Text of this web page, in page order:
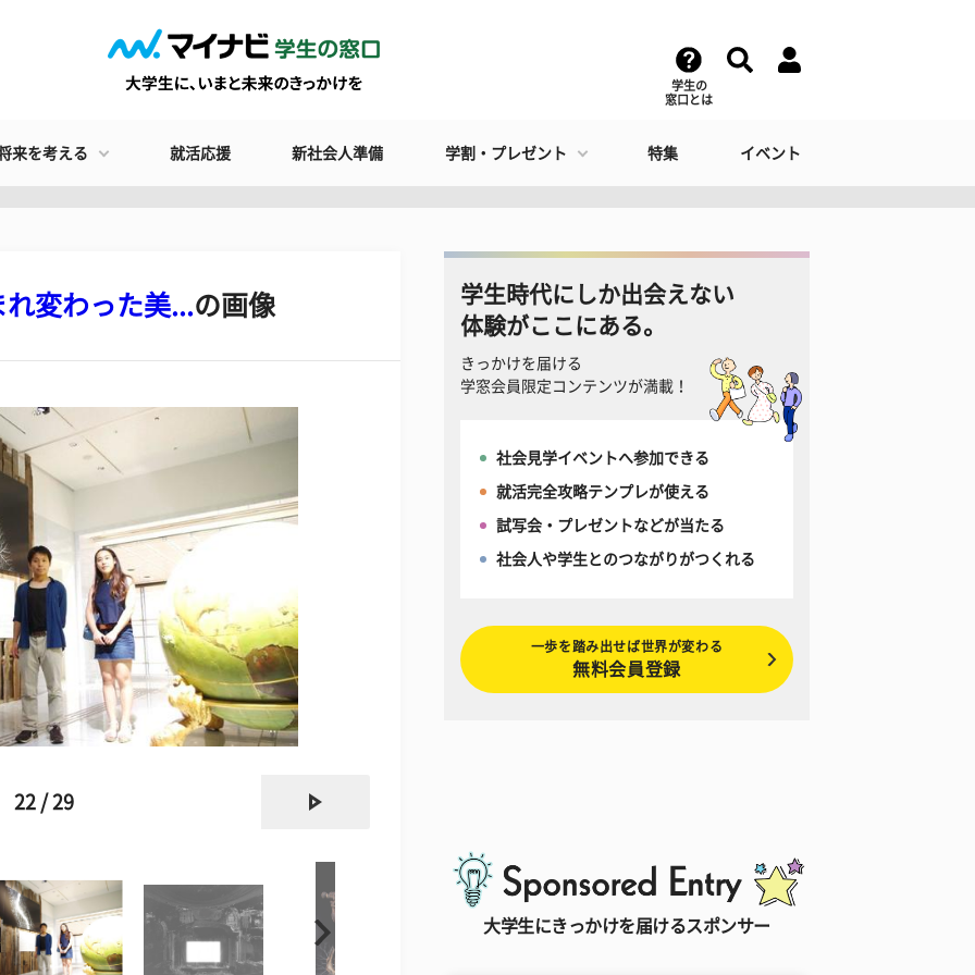
学生の
窓口とは
来を考える 就活応援 新社会人準備 学割・プレゼント 特集 イベント
変わった美...の画像
22 / 29
学生時代にしか出会えない
体験がここにある。
きっかけを届ける
学窓会員限定コンテンツが満載！
社会見学イベントへ参加できる
就活完全攻略テンプレが使える
試写会・プレゼントなどが当たる
社会人や学生とのつながりがつくれる
一歩を踏み出せば世界が変わる
無料会員登録
大学生にきっかけを届けるスポンサー